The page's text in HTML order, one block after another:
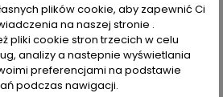
dekoracje, od praktycznych do takich,
wybór może być naprawdę trudny, bo
plików cookie, aby zapewnić Ci
na naszej stronie .
pliki cookie stron trzecich w celu
analizy a nastepnie wyświetlania
preferencjami na podstawie
podczas nawigacji.